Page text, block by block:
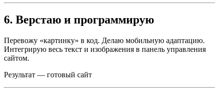
6. Верстаю и программирую
Перевожу «картинку» в код. Делаю мобильную адаптацию.
Интегрирую весь текст и изображения в панель управления
сайтом.
Результат — готовый сайт